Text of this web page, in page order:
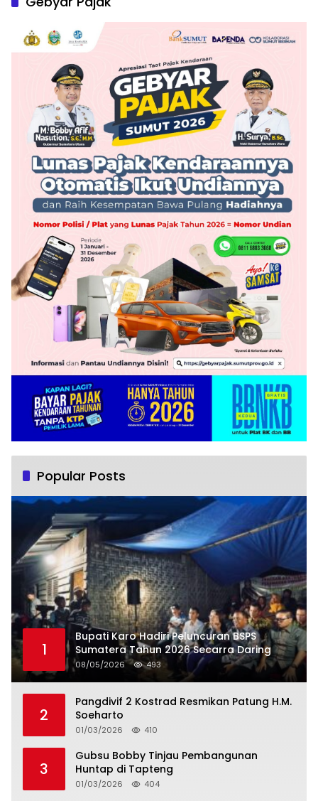
Popular Posts
1
Bupati Karo Hadiri Peluncuran BSPS
Sumatera Tahun 2026 Secarra Daring
08/05/2026 493
2
Pangdivif 2 Kostrad Resmikan Patung H.M.
Soeharto
01/03/2026 410
3
Gubsu Bobby Tinjau Pembangunan
Huntap di Tapteng
01/03/2026 404